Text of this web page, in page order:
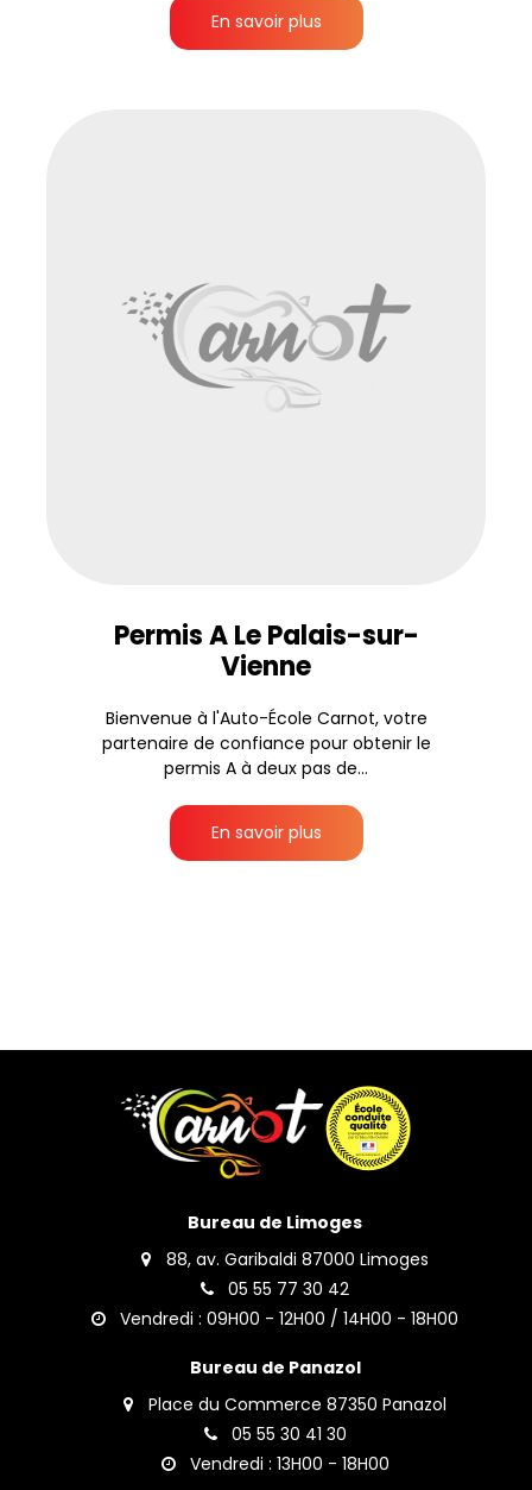
En savoir plus
Permis A Le Palais-sur-
Vienne
Bienvenue à l'Auto-École Carnot, votre
partenaire de confiance pour obtenir le
permis A à deux pas de...
En savoir plus
Bureau de Limoges
88, av. Garibaldi 87000 Limoges
05 55 77 30 42
Vendredi : 09H00 - 12H00 / 14H00 - 18H00
Bureau de Panazol
Place du Commerce 87350 Panazol
05 55 30 41 30
Vendredi : 13H00 - 18H00